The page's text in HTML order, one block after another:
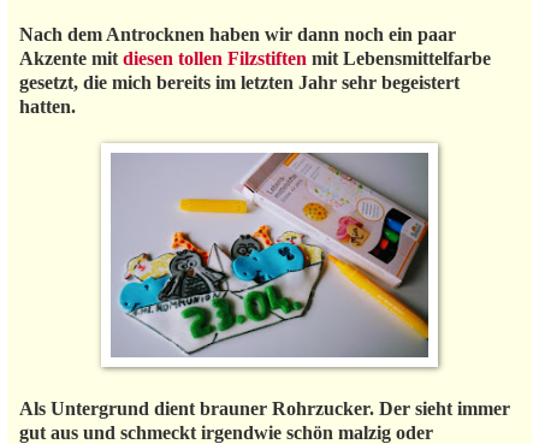
Nach dem Antrocknen haben wir dann noch ein paar
Akzente mit diesen tollen Filzstiften mit Lebensmittelfarbe
gesetzt, die mich bereits im letzten Jahr sehr begeistert
hatten.
Als Untergrund dient brauner Rohrzucker. Der sieht immer
gut aus und schmeckt irgendwie schön malzig oder